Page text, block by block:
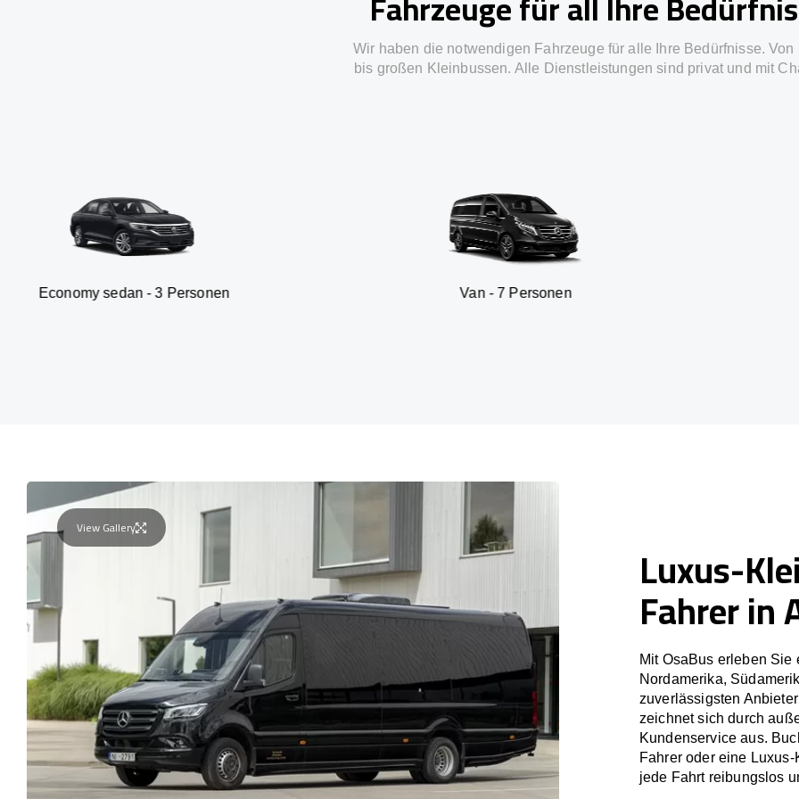
Wir haben die notwendigen Fahrzeuge für alle Ihre Bedürfnisse. Von
bis großen Kleinbussen. Alle Dienstleistungen sind privat und mit
- 3 Personen Van - 7 Personen SUV - 3
View Gallery
Luxus-
Fahrer in
Mit OsaBus erleben
Nordamerika,
zuverlässigsten
zeichnet sich durch
Kundenservice aus.
Fahrer oder eine
jede Fahrt reibungslos